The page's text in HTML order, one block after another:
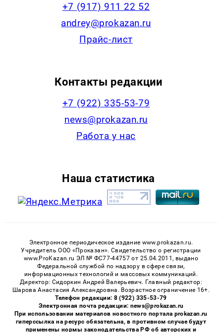
+7 (917) 911 22 52
andrey@prokazan.ru
Прайс-лист
Контакты редакции
+7 (922) 335-53-79
news@prokazan.ru
Работа у нас
Наша статистика
Электронное периодическое издание www.prokazan.ru.
Учредитель ООО «Проказан». Cвидетельство о регистрации
www.ProKazan.ru ЭЛ № ФС77-44757 от 25.04.2011, выдано
Федеральной службой по надзору в сфере связи,
информационных технологий и массовых коммуникаций.
Директор: Сидоркин Андрей Валерьевич. Главный редактор:
Шарова Анастасия Александровна. Возрастное ограничение 16+.
Телефон редакции: 8 (922) 335-53-79
Электронная почта редакции: news@prokazan.ru
При использовании материалов новостного портала prokazan.ru
гиперссылка на ресурс обязательна, в противном случае будут
применены нормы законодательства РФ об авторских и